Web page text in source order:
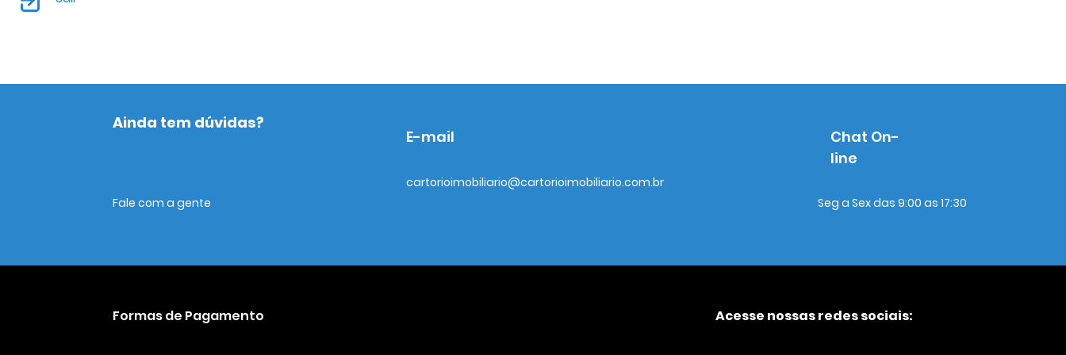
Ainda tem dúvidas?
Fale com a gente
E-mail
cartorioimobiliario@cartorioimobiliario.com.br
Chat On-
line
Seg a Sex das 9:00 as 17:30
Formas de Pagamento Acesse nossas redes sociais: